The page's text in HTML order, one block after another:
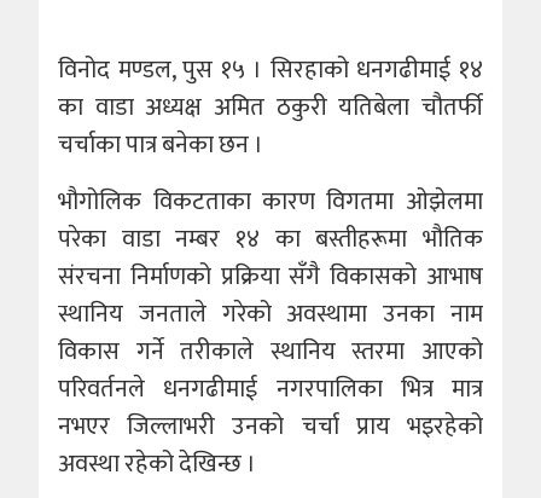
विनोद मण्डल, पुस १५ । सिरहाको धनगढीमाई १४
का वाडा अध्यक्ष अमित ठकुरी यतिबेला चौतर्फी
चर्चाका पात्र बनेका छन ।
भौगोलिक विकटताका कारण विगतमा ओझेलमा
परेका वाडा नम्बर १४ का बस्तीहरूमा भौतिक
संरचना निर्माणको प्रक्रिया सँगै विकासको आभाष
स्थानिय जनताले गरेको अवस्थामा उनका नाम
विकास गर्ने तरीकाले स्थानिय स्तरमा आएको
परिवर्तनले धनगढीमाई नगरपालिका भित्र मात्र
नभएर जिल्लाभरी उनको चर्चा प्राय भइरहेको
अवस्था रहेको देखिन्छ ।